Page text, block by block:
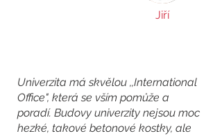
Jiří
Univerzita má skvělou ,,International
Office", která se vším pomůže a
poradí. Budovy univerzity nejsou moc
hezké, takové betonové kostky, ale